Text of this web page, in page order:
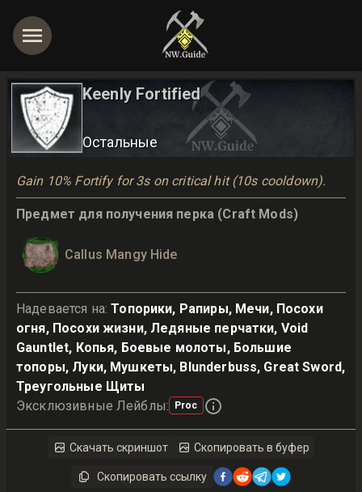
Keenly Fortified
Остальные
Gain 10% Fortify for 3s on critical hit (10s cooldown).
Предмет для получения перка (Craft Mods)
Callus Mangy Hide
Надевается на: Топорики, Рапиры, Мечи, Посохи
огня, Посохи жизни, Ледяные перчатки, Void
Gauntlet, Копья, Боевые молоты, Большие
топоры, Луки, Мушкеты, Blunderbuss, Great Sword,
Треугольные Щиты
Эксклюзивные Лейблы: Proc
Скачать скриншот Скопировать в буфер
Скопировать ссылку